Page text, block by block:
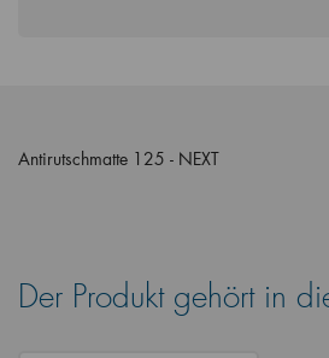
Antirutschmatte 125 - NEXT
Der Produkt gehört in